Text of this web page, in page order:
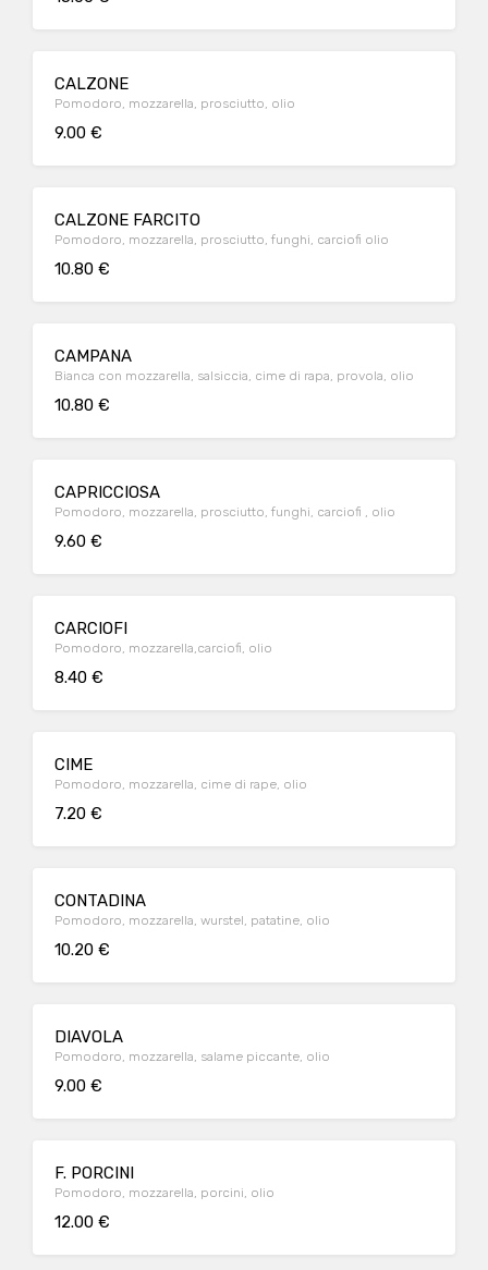
CALZONE
Pomodoro, mozzarella, prosciutto, olio
9.00 €
CALZONE FARCITO
Pomodoro, mozzarella, prosciutto, funghi, carciofi olio
10.80 €
CAMPANA
Bianca con mozzarella, salsiccia, cime di rapa, provola, olio
10.80 €
CAPRICCIOSA
Pomodoro, mozzarella, prosciutto, funghi, carciofi , olio
9.60 €
CARCIOFI
Pomodoro, mozzarella,carciofi, olio
8.40 €
CIME
Pomodoro, mozzarella, cime di rape, olio
7.20 €
CONTADINA
Pomodoro, mozzarella, wurstel, patatine, olio
10.20 €
DIAVOLA
Pomodoro, mozzarella, salame piccante, olio
9.00 €
F. PORCINI
Pomodoro, mozzarella, porcini, olio
12.00 €